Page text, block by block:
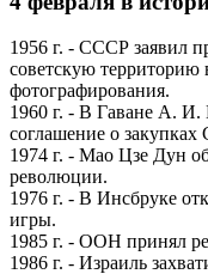
1956 г. - СССР заявил
советскую территорию
фотографирования.
1960 г. - В Гаване А.
соглашение о
1974 г. - Мао Цзе Дун
революции.
1976 г. - В Инсбруке
игры.
1985 г. - ООН принял
1986 г. - Израиль